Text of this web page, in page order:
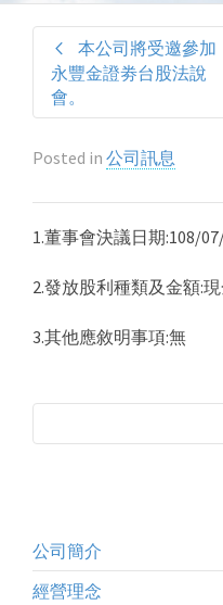
本公司將受邀參加
永豐金證劵台股法說
會。
Posted in 公司訊息
1.董事會決議日期:108/
2.發放股利種類及金額:
3.其他應敘明事項:無
公司簡介
經營理念